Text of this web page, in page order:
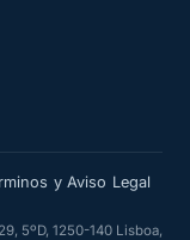
y Aviso Legal
5ºD, 1250-140 Lisboa,